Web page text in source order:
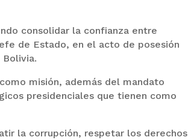
consolidar la confianza entre
de Estado, en el acto de posesión
misión, además del mandato
presidenciales que tienen como
la corrupción, respetar los derechos